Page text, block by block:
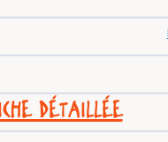
DÉTAILLÉE